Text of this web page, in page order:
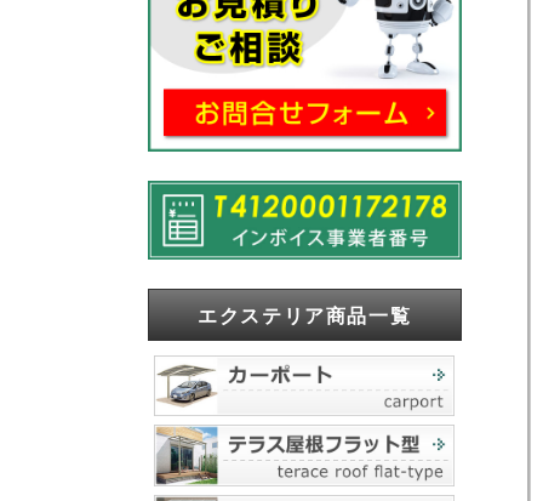
エクステリア商品一覧